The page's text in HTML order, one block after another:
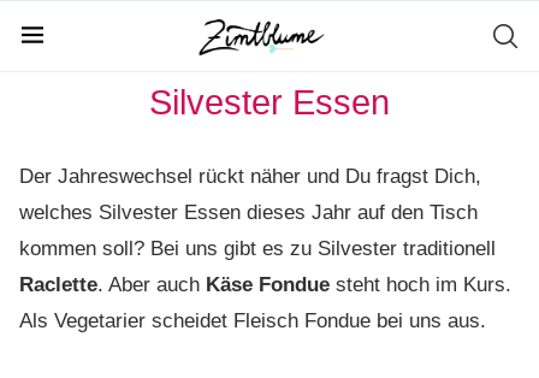
Home Silvester Essen
Silvester Essen
Der Jahreswechsel rückt näher und Du fragst Dich,
welches Silvester Essen dieses Jahr auf den Tisch
kommen soll? Bei uns gibt es zu Silvester traditionell
Raclette. Aber auch Käse Fondue steht hoch im Kurs.
Als Vegetarier scheidet Fleisch Fondue bei uns aus.